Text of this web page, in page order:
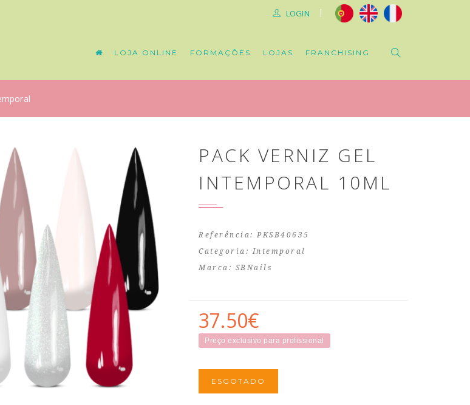
|
LOGIN
LOJA ONLINE FORMAÇÕES LOJAS FRANCHISING
PACK VERNIZ GEL
INTEMPORAL 10ML
Referência: PKSB40635
Categoria: Intemporal
Marca: SBNails
37.50€
Preço exclusivo para profissional
ESGOTADO